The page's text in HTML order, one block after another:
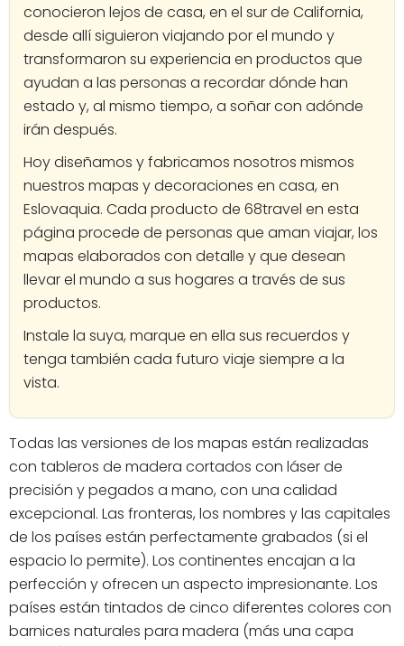
conocieron lejos de casa, en el sur de California,
desde allí siguieron viajando por el mundo y
transformaron su experiencia en productos que
ayudan a las personas a recordar dónde han
estado y, al mismo tiempo, a soñar con adónde
irán después.
Hoy diseñamos y fabricamos nosotros mismos
nuestros mapas y decoraciones en casa, en
Eslovaquia. Cada producto de 68travel en esta
página procede de personas que aman viajar, los
mapas elaborados con detalle y que desean
llevar el mundo a sus hogares a través de sus
productos.
Instale la suya, marque en ella sus recuerdos y
tenga también cada futuro viaje siempre a la
vista.
Todas las versiones de los mapas están realizadas
con tableros de madera cortados con láser de
precisión y pegados a mano, con una calidad
excepcional. Las fronteras, los nombres y las capitales
de los países están perfectamente grabados (si el
espacio lo permite). Los continentes encajan a la
perfección y ofrecen un aspecto impresionante. Los
países están tintados de cinco diferentes colores con
barnices naturales para madera (más una capa